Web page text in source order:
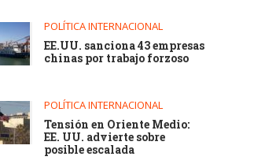
POLÍTICA INTERNACIONAL
EE.UU. sanciona 43 empresas
chinas por trabajo forzoso
POLÍTICA INTERNACIONAL
Tensión en Oriente Medio:
EE. UU. advierte sobre
posible escalada